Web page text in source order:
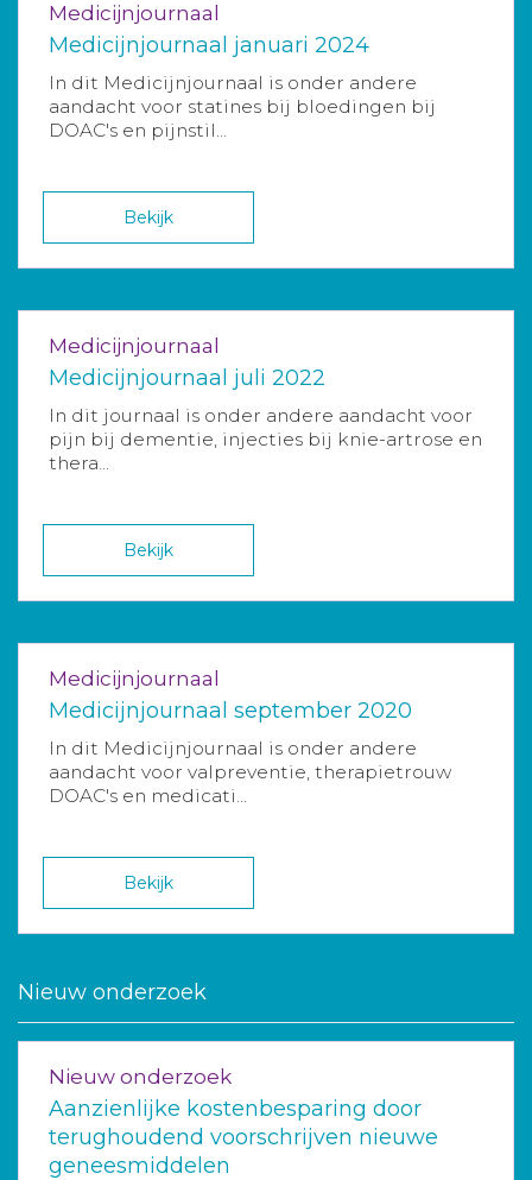
Medicijnjournaal
Medicijnjournaal januari 2024
In dit Medicijnjournaal is onder andere
aandacht voor statines bij bloedingen bij
DOAC's en pijnstil...
Bekijk
Medicijnjournaal
Medicijnjournaal juli 2022
In dit journaal is onder andere aandacht voor
pijn bij dementie, injecties bij knie-artrose en
thera...
Bekijk
Medicijnjournaal
Medicijnjournaal september 2020
In dit Medicijnjournaal is onder andere
aandacht voor valpreventie, therapietrouw
DOAC's en medicati...
Bekijk
Nieuw onderzoek
Nieuw onderzoek
Aanzienlijke kostenbesparing door
terughoudend voorschrijven nieuwe
geneesmiddelen